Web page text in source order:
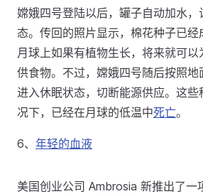
嫦娥四号登陆以后，罐子自动加水
态。传回的照片显示，棉花种子已经
月球上如果有植物生长，将来就可
供食物。不过，嫦娥四号随后按照地
进入休眠状态，切断能源供应。这
况下，已经在月球的低温中死亡。
6、 年轻的血液
美国创业公司 Ambrosia 新推出了一